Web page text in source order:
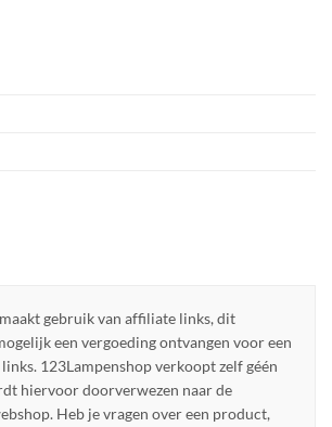
gebruik van affiliate links, dit
een vergoeding ontvangen voor een
123Lampenshop verkoopt zelf géén
hiervoor doorverwezen naar de
Heb je vragen over een product,